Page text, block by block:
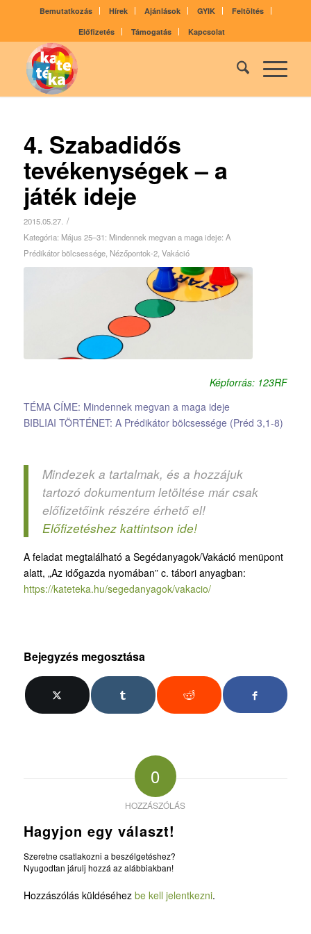
Bemutatkozás Hírek Ajánlások GYIK
Feltöltés
Előfizetés
Támogatás Kapcsolat
4. Szabadidős
tevékenységek – a
játék ideje
2015.05.27. /
Kategória: Május 25–31: Mindennek megvan a maga ideje: A
Prédikátor bölcsessége, Nézőpontok-2, Vakáció
Képforrás: 123RF
TÉMA CÍME: Mindennek megvan a maga ideje
BIBLIAI TÖRTÉNET: A Prédikátor bölcsessége (Préd 3,1-8)
Mindezek a tartalmak, és a hozzájuk
tartozó dokumentum letöltése már csak
előfizetőink részére érhető el!
Előfizetéshez kattintson ide!
A feladat megtalálható a Segédanyagok/Vakáció menüpont
alatt, „Az időgazda nyomában” c. tábori anyagban:
https://kateteka.hu/segedanyagok/vakacio/
Bejegyzés megosztása
0
HOZZÁSZÓLÁS
Hagyjon egy választ!
Szeretne csatlakozni a beszélgetéshez?
Nyugodtan járulj hozzá az alábbiakban!
Hozzászólás küldéséhez be kell jelentkezni.